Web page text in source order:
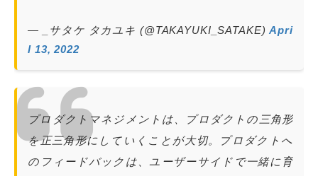
— _サタケ タカユキ (@TAKAYUKI_SATAKE)Apri
l 13, 2022
プロダクトマネジメントは、プロダクトの三角形
を正三角形にしていくことが大切。プロダクトへ
のフィードバックは、ユーザーサイドで一緒に育